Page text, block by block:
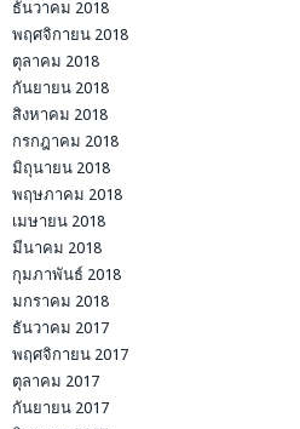
ธันวาคม 2018
พฤศจิกายน 2018
ตุลาคม 2018
กันยายน 2018
สิงหาคม 2018
กรกฎาคม 2018
มิถุนายน 2018
พฤษภาคม 2018
เมษายน 2018
มีนาคม 2018
กุมภาพันธ์ 2018
มกราคม 2018
ธันวาคม 2017
พฤศจิกายน 2017
ตุลาคม 2017
กันยายน 2017